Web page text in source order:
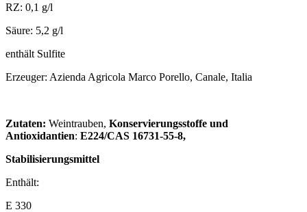
RZ: 0,1 g/l
Säure: 5,2 g/l
enthält Sulfite
Erzeuger: Azienda Agricola Marco Porello, Canale, Italia
Zutaten: Weintrauben, Konservierungsstoffe und
Antioxidantien: E224/CAS 16731-55-8,
Stabilisierungsmittel
Enthält:
E 330